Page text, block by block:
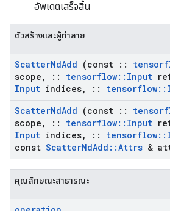
อัพเดตเสร็จสิ้น
ตัวสร้างและผู้ทำลาย
ScatterNdAdd (const ::
scope , :: tensorflow:: Input
Input indices, :: tensorflow::
ScatterNdAdd (const ::
scope , :: tensorflow:: Input
Input indices, :: tensorflow::
const ScatterNdAdd ::Attrs &
คุณลักษณะสาธารณะ